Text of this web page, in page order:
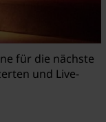
für die nächste
und Live-